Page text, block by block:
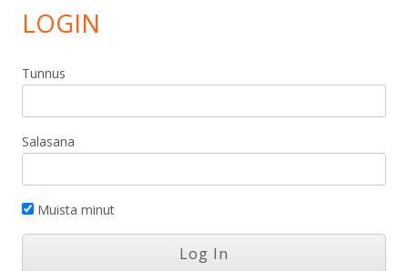
LOGIN
Tunnus
Salasana
Muista minut